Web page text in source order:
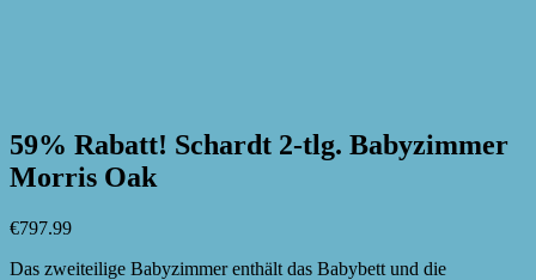
59% Rabatt! Schardt 2-tlg. Babyzimmer
Morris Oak
€797.99
Das zweiteilige Babyzimmer enthält das Babybett und die